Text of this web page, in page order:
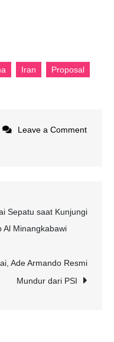
Iran
Proposal
Leave a Comment
Sepatu saat Kunjungi
Al Minangkabawi
Ade Armando Resmi
Mundur dari PSI